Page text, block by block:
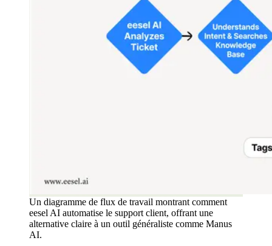
Un diagramme de flux de travail montrant comment
eesel AI automatise le support client, offrant une
alternative claire à un outil généraliste comme Manus
AI.